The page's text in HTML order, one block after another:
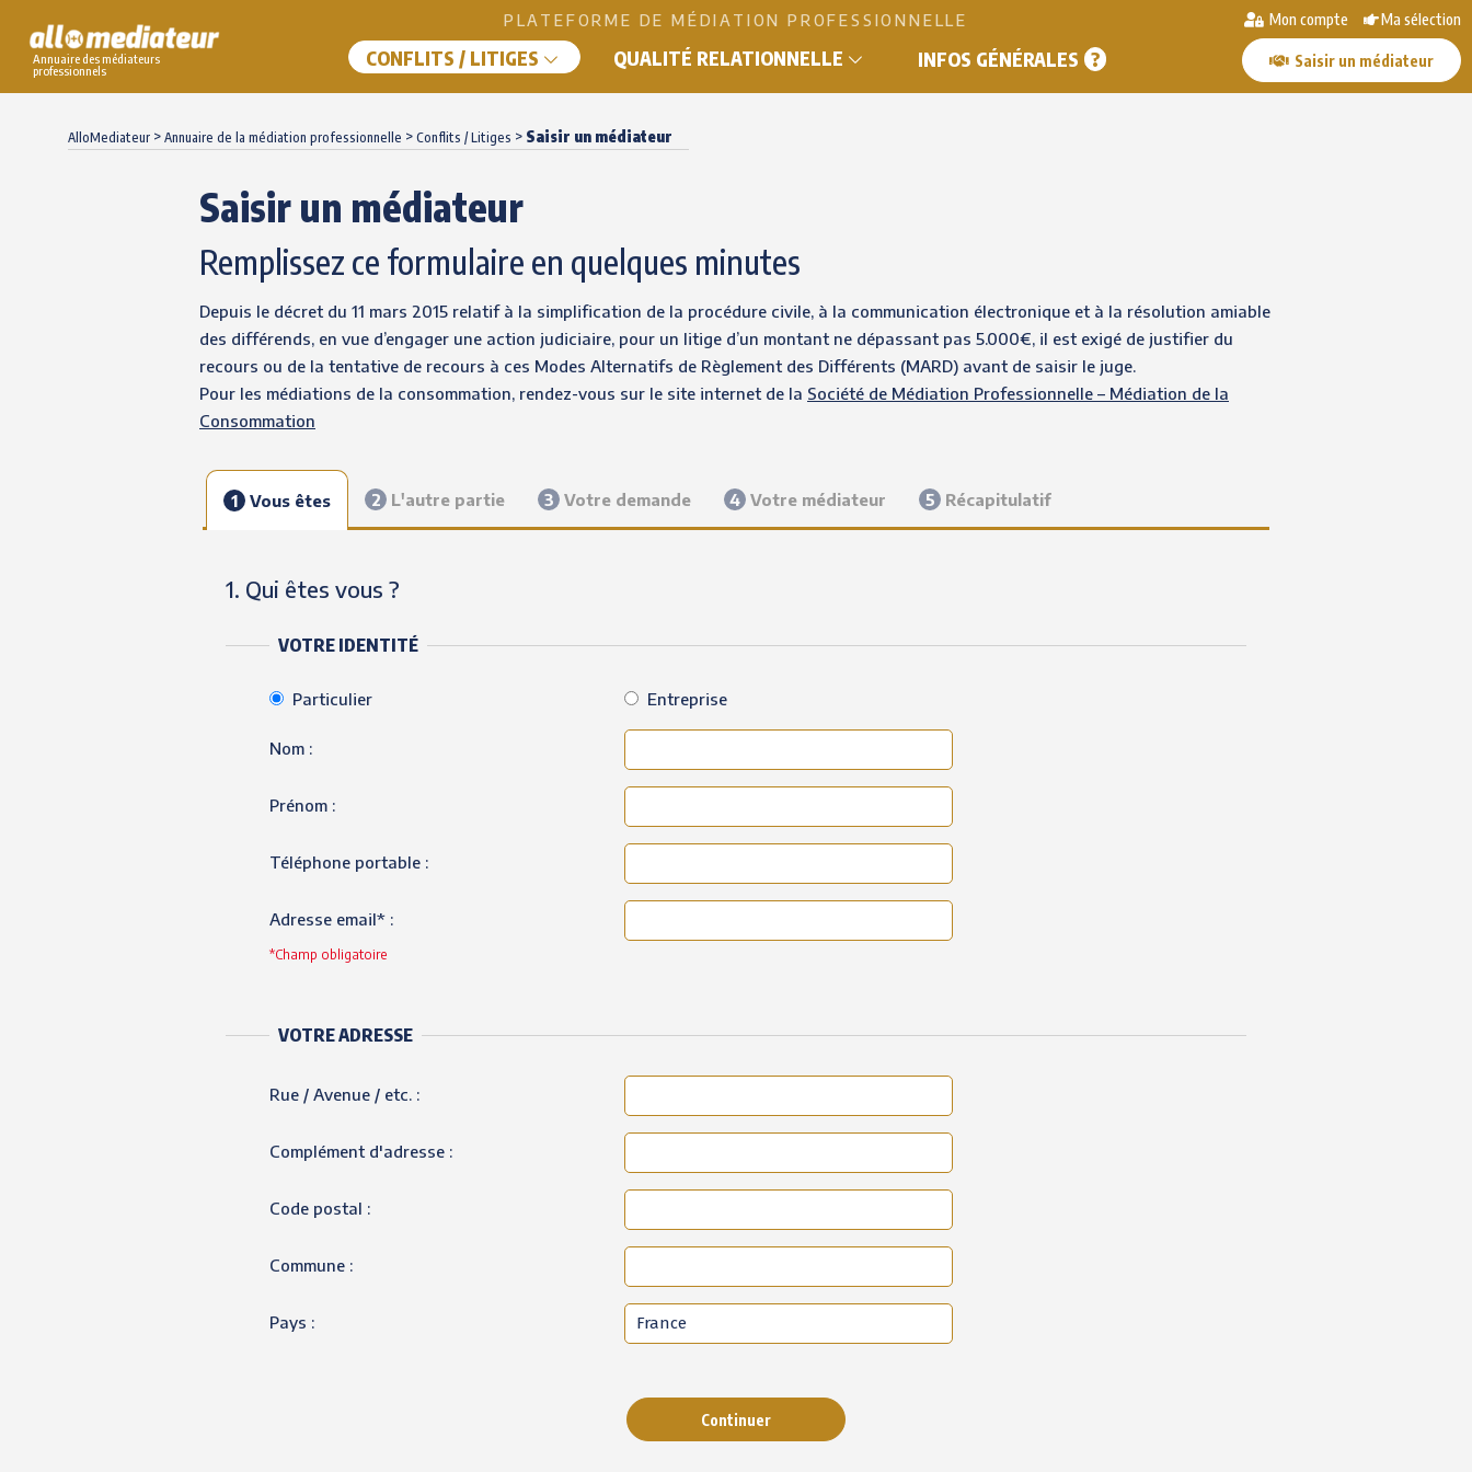
Annuaire des médiateurs
professionnels
PLATEFORME DE MÉDIATION PROFESSIONNELLE
CONFLITS / LITIGES QUALITÉ RELATIONNELLE INFOS GÉNÉRALES
Mon compte Ma sélection
Saisir un médiateur
AlloMediateur > Annuaire de la médiation professionnelle > Conflits / Litiges > Saisir un médiateur
Saisir un médiateur
Remplissez ce formulaire en quelques minutes
Depuis le décret du 11 mars 2015 relatif à la simplification de la procédure civile, à la communication électronique et à la résolution amiable
des différends, en vue d’engager une action judiciaire, pour un litige d’un montant ne dépassant pas 5.000€, il est exigé de justifier du
recours ou de la tentative de recours à ces Modes Alternatifs de Règlement des Différents (MARD) avant de saisir le juge.
Pour les médiations de la consommation, rendez-vous sur le site internet de la Société de Médiation Professionnelle – Médiation de la
Consommation
1 Vous êtes 2 L'autre partie 3 Votre demande 4 Votre médiateur 5 Récapitulatif
1. Qui êtes vous ?
VOTRE IDENTITÉ
Particulier Entreprise
Nom :
Prénom :
Téléphone portable :
Adresse email* :
*Champ obligatoire
VOTRE ADRESSE
Rue / Avenue / etc. :
Complément d'adresse :
Code postal :
Commune :
Pays :
Continuer